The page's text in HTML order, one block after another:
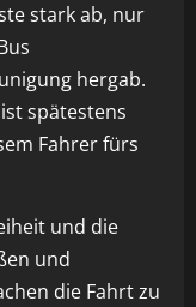
stark ab, nur
hergab.
spätestens
Fahrer fürs
und die
und
die Fahrt zu